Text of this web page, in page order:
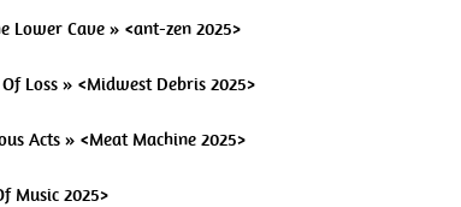
Lower Cave » <ant-zen 2025>
Loss » <Midwest Debris 2025>
Acts » <Meat Machine 2025>
Music 2025>